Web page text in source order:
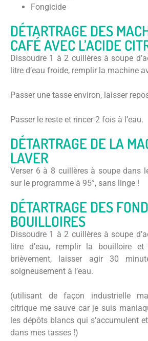
Fongicide
DÉTARTRAGE DES
CAFÉ AVEC L’ACIDE
Dissoudre 1 à 2 cuillères à soupe
litre d’eau froide, remplir la machine
Passer une tasse environ, laisser
Passer le reste et rincer 2 fois à l’eau.
DÉTARTRAGE DE LA
LAVER
Verser 6 à 8 cuillères à soupe dans
sur le programme à 95°, sans linge !
DÉTARTRAGE DES
BOUILLOIRES
Dissoudre 1 à 2 cuillères à soupe
litre d’eau, remplir la bouilloire
brièvement, laisser agir 30
soigneusement à l’eau.
(utilisant de façon industrielle
citrique me sauve car je suis
les dépôts blancs qui s’accumulent
dans mes tasses !)